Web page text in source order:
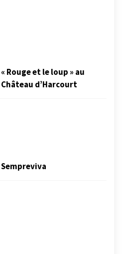
« Rouge et le loup » au
Château d’Harcourt
Sempreviva